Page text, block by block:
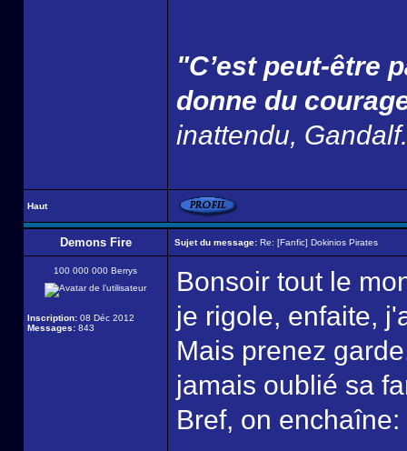
"C’est peut-être
donne du
inattendu, Gandalf.
Haut
Demons Fire Sujet du message: Re: [Fanfic] Dokinios Pirates
100 000 000 Berrys
Inscription: 08 Déc 2012
Messages: 843
Bonsoir tout le
je rigole, enfaite,
Mais prenez
jamais oublié sa
Bref, on enchaîne: